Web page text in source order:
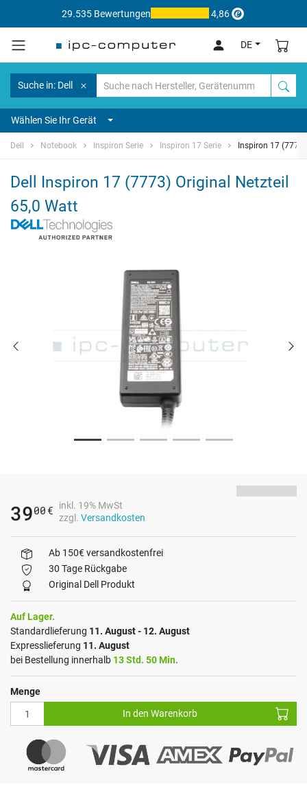
29.535 Bewertungen 4,86
DE
Suche in: Dell
Wählen Sie Ihr Gerät
Dell Notebook Inspiron Serie Inspiron 17 Serie Inspiron 17 (7773)
Dell Inspiron 17 (7773) Original Netzteil
65,0 Watt
3900 €
inkl. 19% MwSt
zzgl. Versandkosten
Ab 150€ versandkostenfrei
30 Tage Rückgabe
Original Dell Produkt
Auf Lager.
Standardlieferung 11. August - 12. August
Expresslieferung 11. August
bei Bestellung innerhalb 13 Std. 50 Min.
Menge
In den Warenkorb